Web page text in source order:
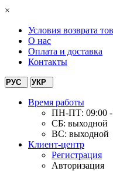
×
Условия возврата
О нас
Оплата и доставка
Контакты
РУС УКР
Время работы
ПН-ПТ: 09:00 -
СБ: выходной
ВС: выходной
Клиент-центр
Регистрация
Авторизация